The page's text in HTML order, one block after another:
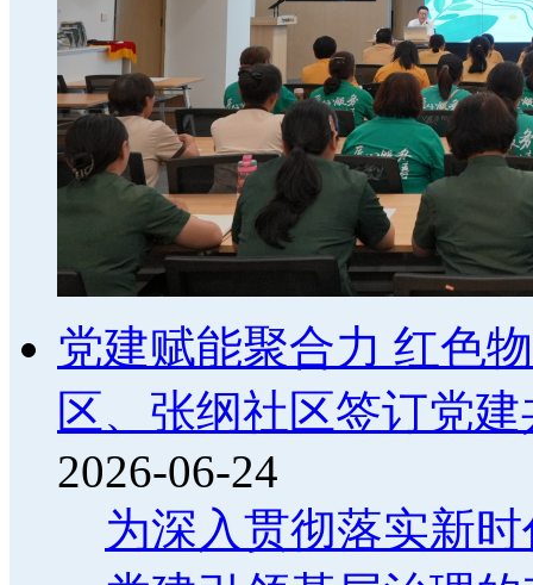
党建赋能聚合力 红色
区、张纲社区签订党
2026-06-24
为深入贯彻落实新